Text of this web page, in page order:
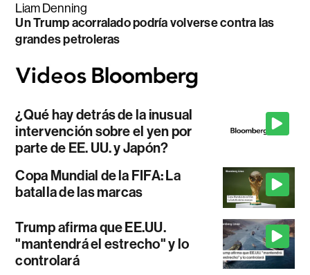
Liam Denning
Un Trump acorralado podría volverse contra las
grandes petroleras
¿Qué hay detrás de la inusual
intervención sobre el yen por
parte de EE. UU. y Japón?
Copa Mundial de la FIFA: La
batalla de las marcas
Trump afirma que EE.UU.
"mantendrá el estrecho" y lo
controlará